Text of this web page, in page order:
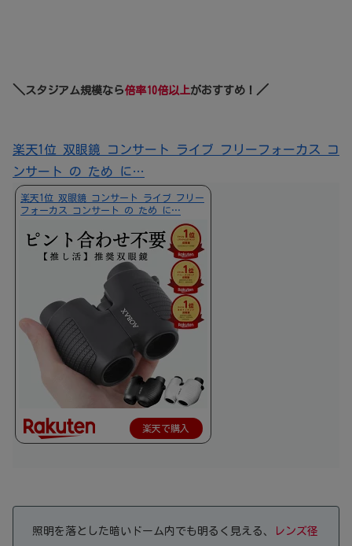
＼ スタジアム規模なら倍率10倍以上がおすすめ！ ／
楽天1位 双眼鏡 コンサート ライブ フリーフォーカス コ
ンサート の ため に…
楽天1位 双眼鏡 コンサート ライブ フリー
フォーカス コンサート の ため に…
楽天で購入
照明を落とした暗いドーム内でも明るく見える、
レンズ径